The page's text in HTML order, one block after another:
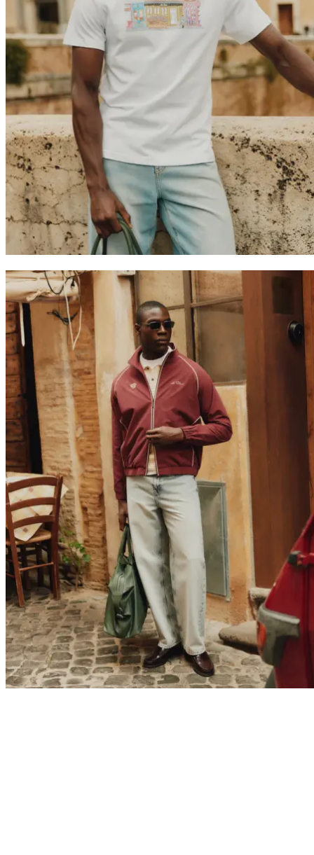
Return to home
Treten Sie der Les Deux Society bei
Erhalte Einblicke in die neuesten Kollektionen, Events und
Kollaborationen – und sichere dir 15 % Rabatt auf deine erste
Bestellung.